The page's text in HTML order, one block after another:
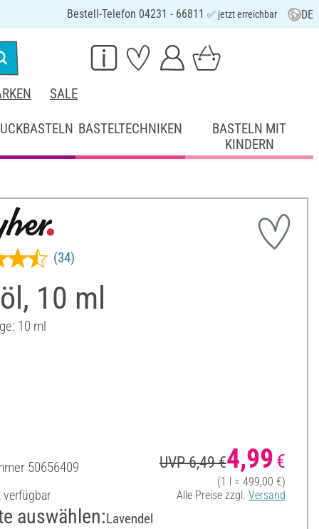
Bestell-Telefon 04231 - 66811 ✅ jetzt erreichbar DE
SALE
BASTELTECHNIKEN
BASTELN MIT
KINDERN
10 ml
(34)
10 ml
50656409
verfügbar
UVP 6,49 €4,99 €
(1 l = 499,00 €)
Alle Preise zzgl. Versand
auswählen:Lavendel